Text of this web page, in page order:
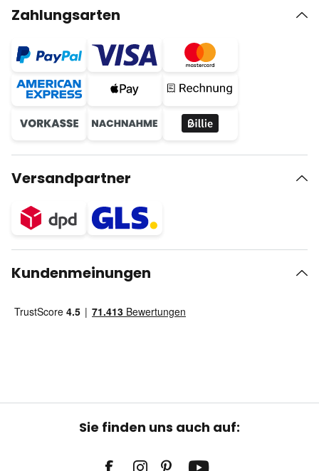
Zahlungsarten
Versandpartner
Kundenmeinungen
Sie finden uns auch auf: